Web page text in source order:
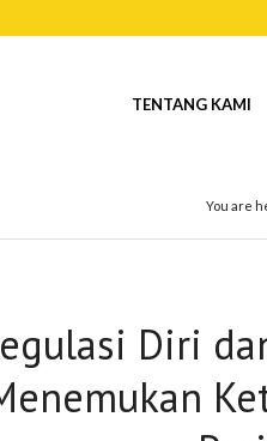
TENTANG KAMI
You are
Diri